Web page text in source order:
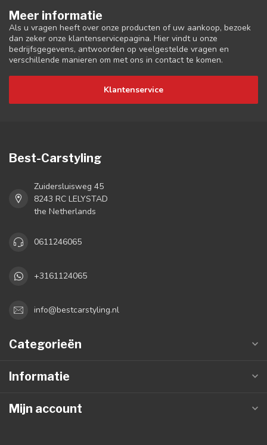
Meer informatie
Als u vragen heeft over onze producten of uw aankoop, bezoek
dan zeker onze klantenservicepagina. Hier vindt u onze
bedrijfsgegevens, antwoorden op veelgestelde vragen en
verschillende manieren om met ons in contact te komen.
Klantenservice
Best-Carstyling
Zuidersluisweg 45
8243 RC LELYSTAD
the Netherlands
0611246065
+3161124065
info@bestcarstyling.nl
Categorieën
Informatie
Mijn account